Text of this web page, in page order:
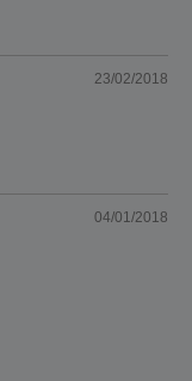
23/02/2018
04/01/2018